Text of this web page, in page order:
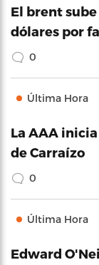
El brent sube
dólares por
0
Última Hora
La AAA
de Carraízo
0
Última Hora
Edward